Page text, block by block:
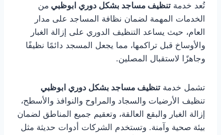
تُعد خدمة تنظيف مساجد بشكل دوري ابوظبي من
الخدمات المهمة لضمان نظافة المساجد على مدار
العام، حيث يساعد التنظيف الدوري على إزالة الغبار
والأوساخ قبل تراكمها، مما يجعل المسجد دائمًا نظيفًا
وجاهزًا لاستقبال المصلين.
تشمل خدمة تنظيف مساجد بشكل دوري ابوظبي
تنظيف الأرضيات والسجاد والمراوح والنوافذ والأسطح،
إزالة الغبار والبقع العالقة، وتعقيم جميع المناطق لضمان
بيئة صحية وآمنة. وتستخدم الشركات أدوات حديثة مثل